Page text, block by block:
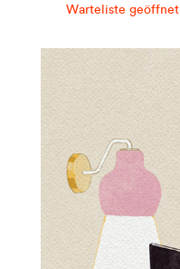
Warteliste geöffnet